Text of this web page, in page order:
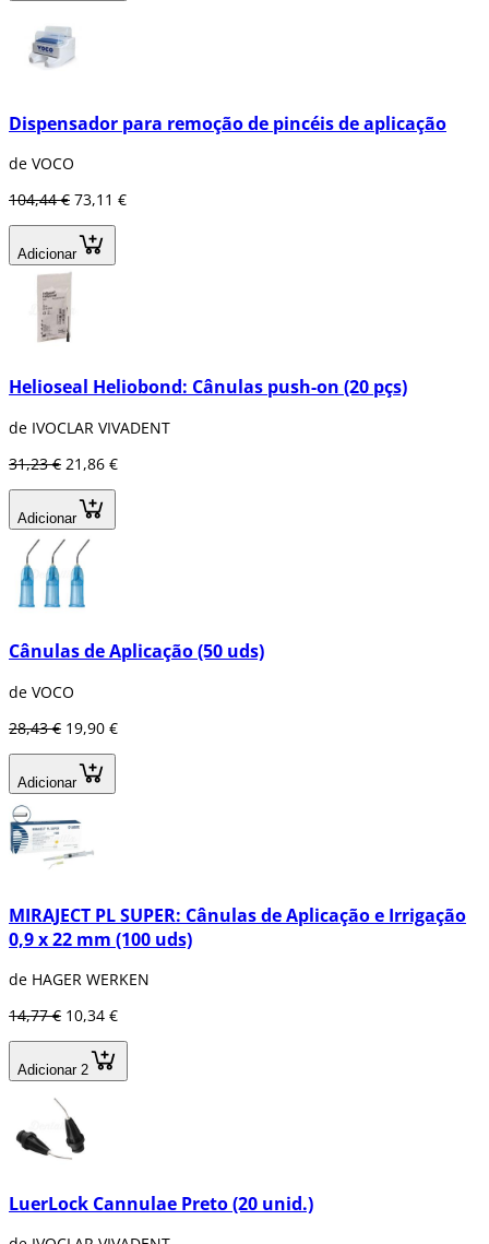
Dispensador para remoção de pincéis de aplicação
de VOCO
104,44 € 73,11 €
Adicionar
Helioseal Heliobond: Cânulas push-on (20 pçs)
de IVOCLAR VIVADENT
31,23 € 21,86 €
Adicionar
Cânulas de Aplicação (50 uds)
de VOCO
28,43 € 19,90 €
Adicionar
MIRAJECT PL SUPER: Cânulas de Aplicação e Irrigação
0,9 x 22 mm (100 uds)
de HAGER WERKEN
14,77 € 10,34 €
Adicionar 2
LuerLock Cannulae Preto (20 unid.)